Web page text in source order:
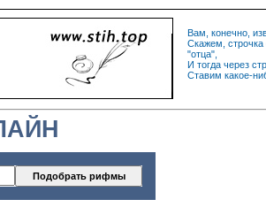
Вам, конечно,
Скажем, строчка
"отца",
И тогда через
Ставим какое-